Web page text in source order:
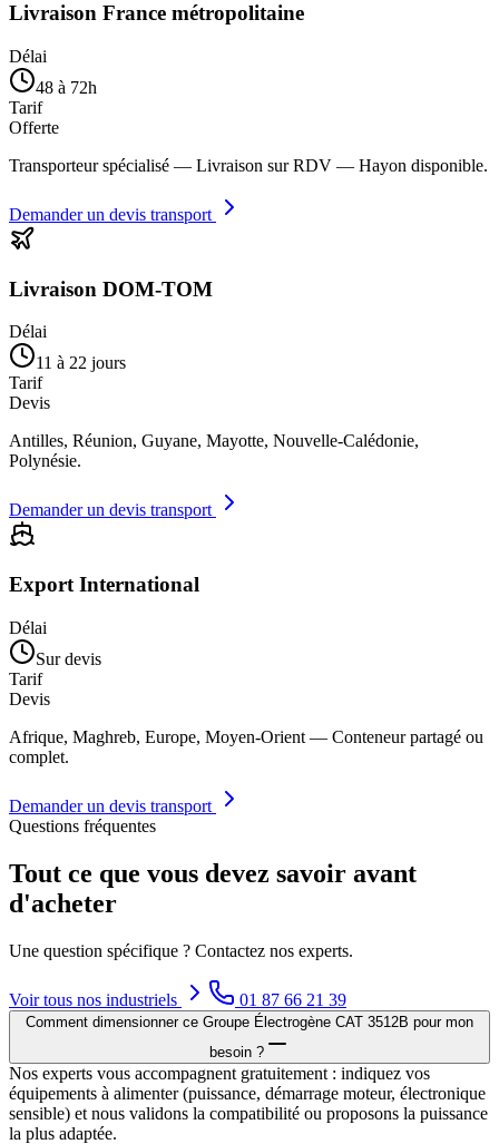
Livraison France métropolitaine
Délai
48 à 72h
Tarif
Offerte
Transporteur spécialisé — Livraison sur RDV — Hayon disponible.
Demander un devis transport
Livraison DOM-TOM
Délai
11 à 22 jours
Tarif
Devis
Antilles, Réunion, Guyane, Mayotte, Nouvelle-Calédonie,
Polynésie.
Demander un devis transport
Export International
Délai
Sur devis
Tarif
Devis
Afrique, Maghreb, Europe, Moyen-Orient — Conteneur partagé ou
complet.
Demander un devis transport
Questions fréquentes
Tout ce que vous devez savoir avant
d'acheter
Une question spécifique ? Contactez nos experts.
Voir tous nos industriels 01 87 66 21 39
Comment dimensionner ce Groupe Électrogène CAT 3512B pour mon
besoin ?
Nos experts vous accompagnent gratuitement : indiquez vos
équipements à alimenter (puissance, démarrage moteur, électronique
sensible) et nous validons la compatibilité ou proposons la puissance
la plus adaptée.